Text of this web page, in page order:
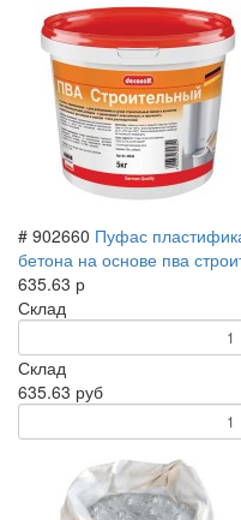
# 902660 Пуфас
бетона на основе пва
635.63 р
Склад
Склад
635.63 руб